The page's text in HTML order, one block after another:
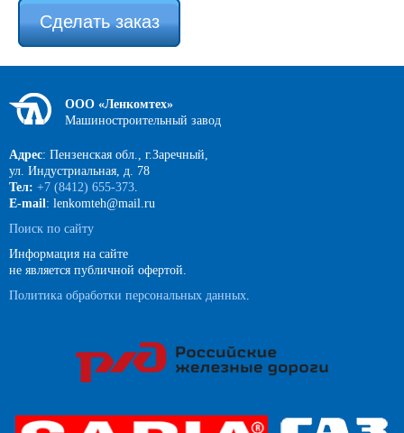
ООО «Ленкомтех»
Машиностроительный завод
Адрес: Пензенская обл., г.Заречный,
ул. Индустриальная, д. 78
Тел: +7 (8412) 655-373.
E-mail: lenkomteh@mail.ru
Поиск по сайту
Информация на сайте
не является публичной офертой.
Политика обработки персональных данных.